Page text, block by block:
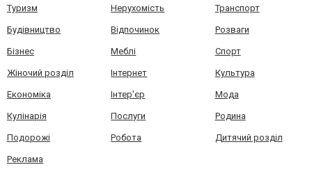
Туризм Нерухомість Транспорт
Будівництво Відпочинок Розваги
Бізнес Меблі Спорт
Жіночий розділ Інтернет Культура
Економіка Інтер'єр Мода
Кулінарія Послуги Родина
Подорожі Робота Дитячий розділ
Реклама